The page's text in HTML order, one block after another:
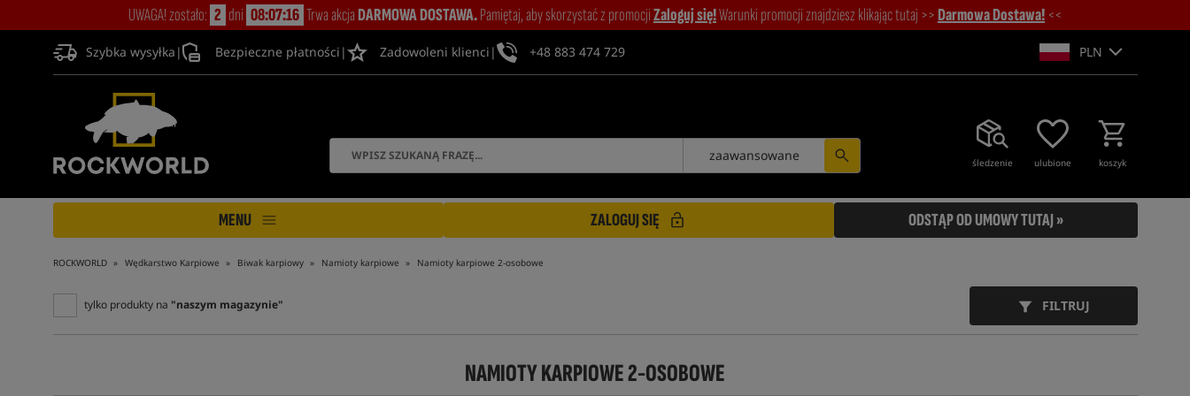
UWAGA! zostało: 2 dni 08:07:14 Trwa akcjaDARMOWA DOSTAWA.Pamiętaj, aby skorzystać z promocjiZaloguj się!Warunki promocji znajdziesz klikając tutaj >>Darmowa Dostawa! <<
Szybka wysyłka | Bezpieczne płatności | Zadowoleni klienci | +48 883 474 729 PLN
śledzenie ulubione koszyk
zaawansowane
MENU ZALOGUJ SIĘ ODSTĄP OD UMOWY TUTAJ »
ROCKWORLD Wędkarstwo Karpiowe Biwak karpiowy Namioty karpiowe Namioty karpiowe 2-osobowe
tylko produkty na "naszym magazynie" FILTRUJ
NAMIOTY KARPIOWE 2-OSOBOWE